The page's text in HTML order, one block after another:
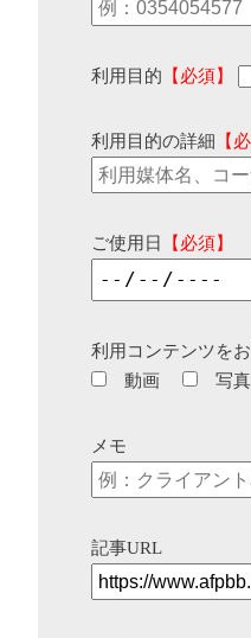
利用目的 【必須】
利用目的の詳細 【
ご使用日 【必須】
利用コンテンツを
動画
写真
メモ
記事URL